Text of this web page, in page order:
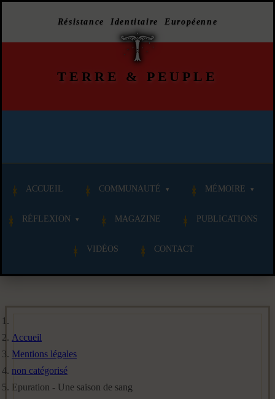
Résistance Identitaire Européenne
TERRE & PEUPLE
ACCUEIL COMMUNAUTÉ MÉMOIRE
RÉFLEXION MAGAZINE PUBLICATIONS
VIDÉOS CONTACT
Accueil
Mentions légales
non catégorisé
Epuration - Une saison de sang